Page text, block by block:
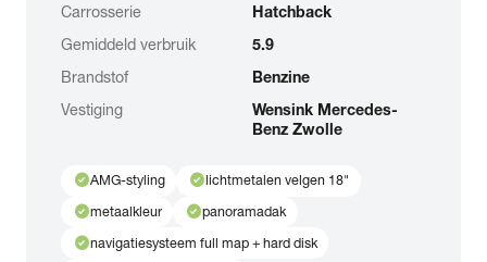
Carrosserie
Hatchback
Gemiddeld verbruik
5.9
Brandstof
Benzine
Vestiging
Wensink Mercedes-
Benz Zwolle
check_circleAMG-styling check_circlelichtmetalen velgen 18"
check_circlemetaalkleur check_circlepanoramadak
check_circlenavigatiesysteem full map + hard disk